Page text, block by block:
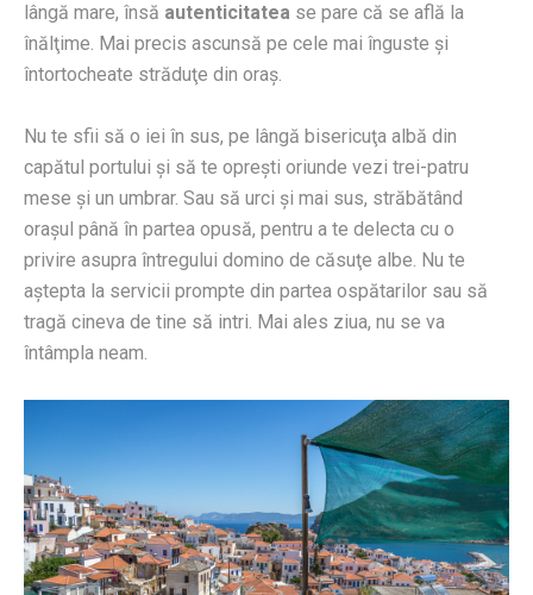
lângă mare, însă autenticitatea se pare că se află la
înălţime. Mai precis ascunsă pe cele mai înguste şi
întortocheate străduţe din oraş.
Nu te sfii să o iei în sus, pe lângă bisericuţa albă din
capătul portului şi să te oprești oriunde vezi trei-patru
mese şi un umbrar. Sau să urci şi mai sus, străbătând
oraşul până în partea opusă, pentru a te delecta cu o
privire asupra întregului domino de căsuţe albe. Nu te
aştepta la servicii prompte din partea ospătarilor sau să
tragă cineva de tine să intri. Mai ales ziua, nu se va
întâmpla neam.